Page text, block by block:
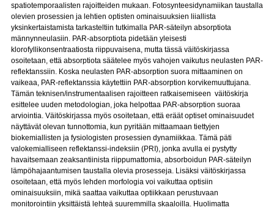
spatiotemporaalisten rajoitteiden mukaan. Fotosynteesidynamiikan taustalla
olevien prosessien ja lehtien optisten ominaisuuksien liiallista
yksinkertaistamista tarkasteltiin tutkimalla PAR-säteilyn absorptiota
männynneulasiin. PAR-absorptiota pidetään yleisesti
klorofyllikonsentraatiosta riippuvaisena, mutta tässä väitöskirjassa
osoitetaan, että absorptiota säätelee myös vahojen vaikutus neulasten PAR-
reflektanssiin. Koska neulasten PAR-absorption suora mittaaminen on
vaikeaa, PAR-reflektanssia käytettiin PAR-absorption korvikemuuttujana.
Tämän teknisen/instrumentaalisen rajoitteen ratkaisemiseen väitöskirja
esittelee uuden metodologian, joka helpottaa PAR-absorption suoraa
arviointia. Väitöskirjassa myös osoitetaan, että eräät optiset ominaisuudet
näyttävät olevan tunnottomia, kun pyritään mittaamaan tiettyjen
biokemiallisten ja fysiologisten prosessien dynamiikkaa. Tämä päti
valokemialliseen reflektanssi-indeksiin (PRI), jonka avulla ei pystytty
havaitsemaan zeaksantiinista riippumattomia, absorboidun PAR-säteilyn
lämpöhajaantumisen taustalla olevia prosesseja. Lisäksi väitöskirjassa
osoitetaan, että myös lehden morfologia voi vaikuttaa optisiin
ominaisuuksiin, mikä saattaa vaikuttaa optiikkaan perustuvaan
monitorointiin yksittäistä lehteä suuremmilla skaaloilla. Huolimatta